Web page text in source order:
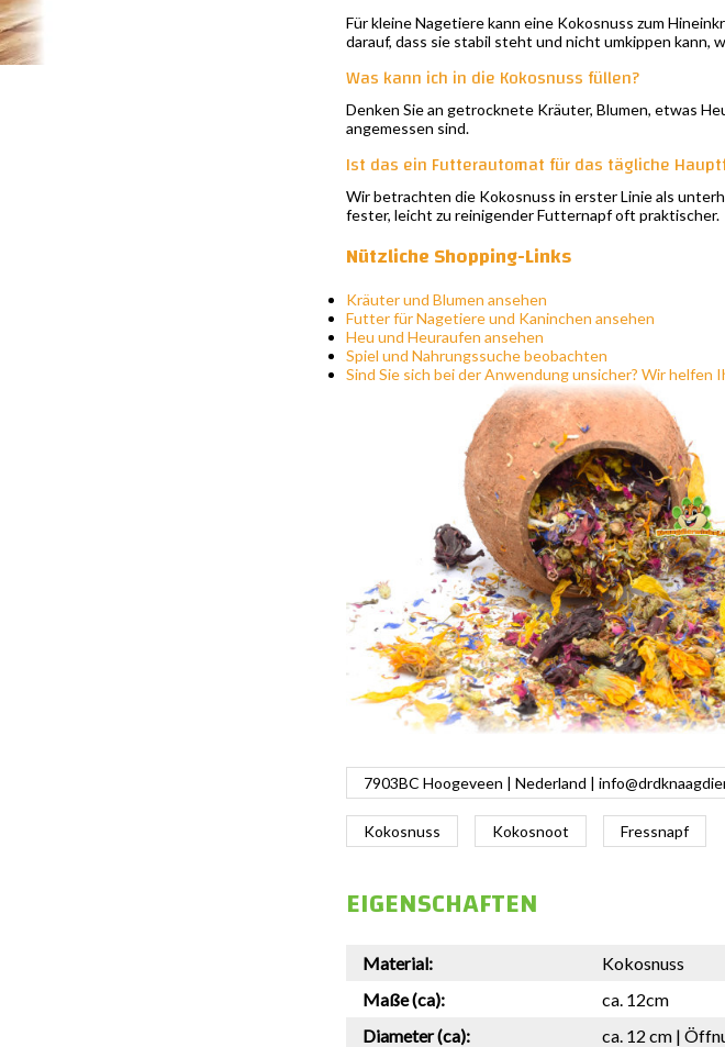
Für kleine Nagetiere kann eine Kokosnuss zum
darauf, dass sie stabil steht und nicht umkippen kann,
Was kann ich in die Kokosnuss füllen?
Denken Sie an getrocknete Kräuter, Blumen, etwas
angemessen sind.
Ist das ein Futterautomat für das tägliche
Wir betrachten die Kokosnuss in erster Linie als
fester, leicht zu reinigender Futternapf oft praktischer.
Nützliche Shopping-Links
Kräuter und Blumen ansehen
Futter für Nagetiere und Kaninchen ansehen
Heu und Heuraufen ansehen
Spiel und Nahrungssuche beobachten
Sind Sie sich bei der Anwendung unsicher? Wir helfen
7903BC Hoogeveen | Nederland |
Kokosnuss Kokosnoot Fressnapf
EIGENSCHAFTEN
Material:
Kokosnuss
Maße (ca):
ca. 12cm
Diameter (ca):
ca. 12 cm |